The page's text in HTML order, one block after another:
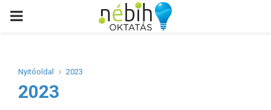
PRIMARY
Nyitóoldal 2023
2023